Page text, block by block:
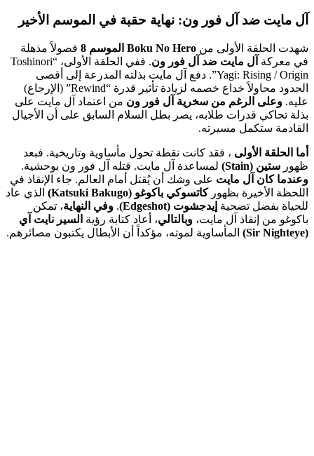
آل مايت ضد آل فور ون: نهاية حقبة في الموسم الأخير
شهدت الحلقة الأولى من Boku No Hero الموسم 8
فصولاً مذهلة
في معركة آل مايت ضد آل فور ون
. ففي الحلقة الأولى، “Toshinori
Yagi: Rising / Origin”. دفع آل مايت بذلته المدرعة إلى أقصى
الحدود محاولاً خداع خصمه لزيادة تأثير قدرة “Rewind” (الإرجاع)
عليه. وعلى الرغم من سخرية آل فور ون من اعتماد آل مايت على
بذلة تحاكي قدرات طلابه، يصر بطل السلام السابق على أن الأجيال
القادمة ستكمل مسيرته.
أما الحلقة الأولى ، فقد كانت نقطة تحول مأساوية وتاريخية. فبعد
ظهور ستين (Stain)
لمساعدة آل مايت. قتله آل فور ون بوحشية.
وعندما كان آل مايت على وشك أن يُقتل أمام العالم. جاء الإنقاذ في
اللحظة الأخيرة بظهوركاتسوكي باكوغو (Katsuki Bakugo)
الذي عاد
للحياة بفضل تضحية إيدجشوت (Edgeshot) . وفي النهاية، تمكن
باكوغو من إنقاذ آل مايت، وبالتالي، أعاد كتابة رؤية السير نايت آي
(Sir Nighteye)
المأساوية لموته، مؤكداً أن الأبطال يكتبون مصائرهم.